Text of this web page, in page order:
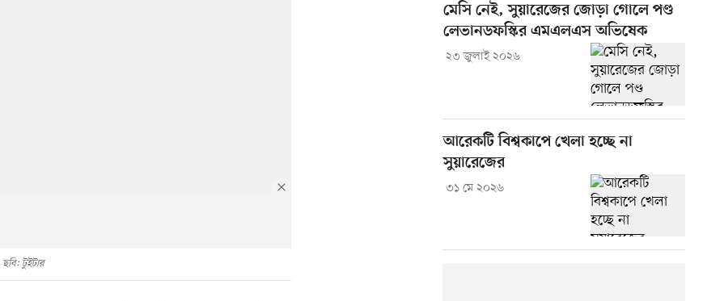
ছবি: টুইটার
মেসি নেই, সুয়ারেজের জোড়া গোলে পণ্ড
লেভানডফস্কির এমএলএস অভিষেক
২৩ জুলাই ২০২৬
আরেকটি বিশ্বকাপে খেলা হচ্ছে না
সুয়ারেজের
৩১ মে ২০২৬